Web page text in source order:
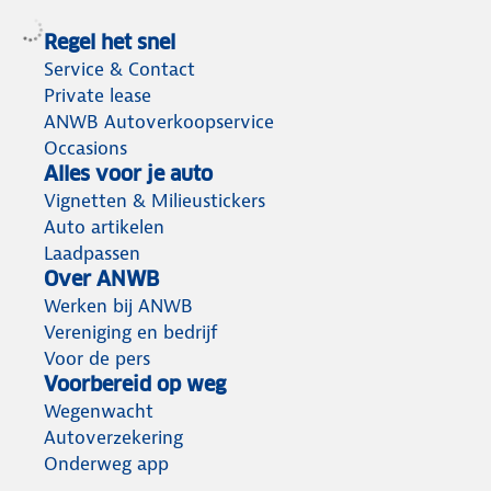
Regel het snel
Service & Contact
Private lease
ANWB Autoverkoopservice
Occasions
Alles voor je auto
Vignetten & Milieustickers
Auto artikelen
Laadpassen
Over ANWB
Werken bij ANWB
Vereniging en bedrijf
Voor de pers
Voorbereid op weg
Wegenwacht
Autoverzekering
Onderweg app